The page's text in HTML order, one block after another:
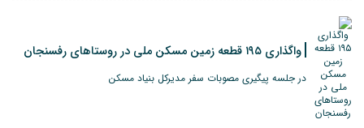
واگذاری ۱۹۵ قطعه زمین مسکن ملی در روستاهای رفسنجان
در جلسه پیگیری مصوبات سفر مدیرکل بنیاد مسکن